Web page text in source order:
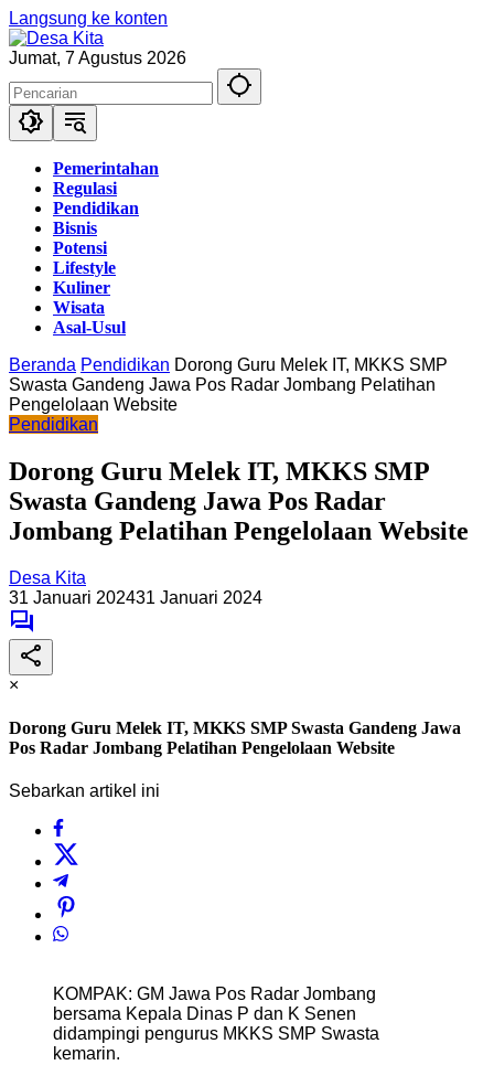
Langsung ke konten
Jumat, 7 Agustus 2026
Pemerintahan
Regulasi
Pendidikan
Bisnis
Potensi
Lifestyle
Kuliner
Wisata
Asal-Usul
Beranda Pendidikan Dorong Guru Melek IT, MKKS SMP
Swasta Gandeng Jawa Pos Radar Jombang Pelatihan
Pengelolaan Website
Pendidikan
Dorong Guru Melek IT, MKKS SMP
Swasta Gandeng Jawa Pos Radar
Jombang Pelatihan Pengelolaan Website
Desa Kita
31 Januari 202431 Januari 2024
×
Dorong Guru Melek IT, MKKS SMP Swasta Gandeng Jawa
Pos Radar Jombang Pelatihan Pengelolaan Website
Sebarkan artikel ini
KOMPAK: GM Jawa Pos Radar Jombang
bersama Kepala Dinas P dan K Senen
didampingi pengurus MKKS SMP Swasta
kemarin.